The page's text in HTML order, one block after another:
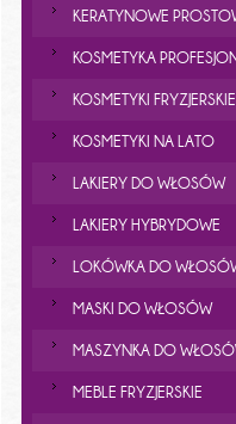
KERATYNOWE
KOSMETYKA
KOSMETYKI FRYZJERSKIE
KOSMETYKI NA LATO
LAKIERY DO WŁOSÓW
LAKIERY HYBRYDOWE
LOKÓWKA DO
MASKI DO WŁOSÓW
MASZYNKA DO
MEBLE FRYZJERSKIE